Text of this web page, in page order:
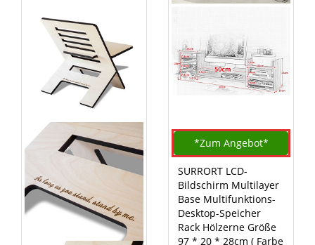
*Zum Angebot*
SURRORT LCD-
Bildschirm Multilayer
Base Multifunktions-
Desktop-Speicher
Rack Hölzerne Größe
97 * 20 * 28cm ( Farbe